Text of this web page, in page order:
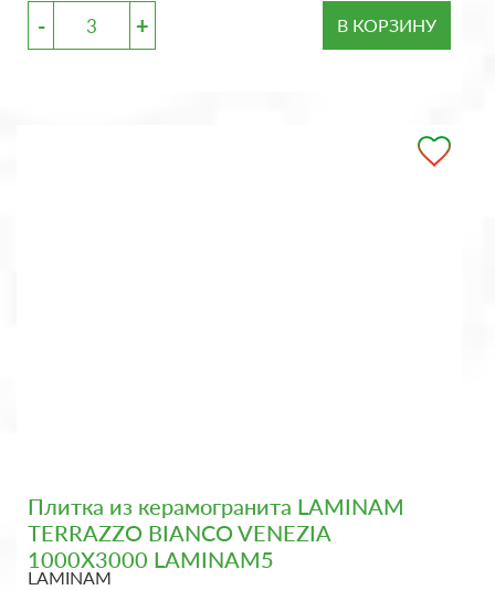
- + В КОРЗИНУ
Плитка из керамогранита LAMINAM
TERRAZZO BIANCO VENEZIA
1000X3000 LAMINAM5
LAMINAM